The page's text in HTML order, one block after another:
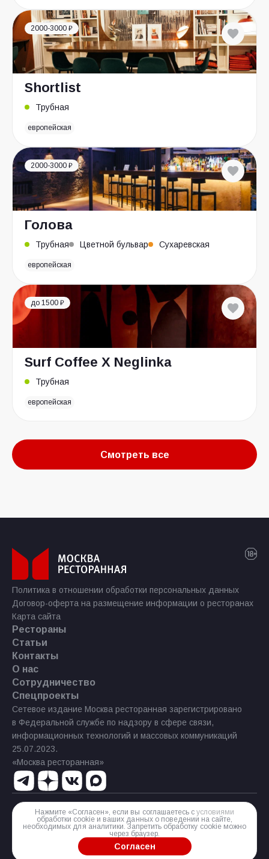
2000-3000 ₽
Shortlist
Трубная
европейская
2000-3000 ₽
Голова
Трубная Цветной бульвар Сухаревская
европейская
до 1500 ₽
Surf Coffee X Neglinka
Трубная
европейская
Смотреть все
Политика в отношении обработки персональных данных
Договор-оферта на размещение информации о ресторанах
Карта сайта
Рестораны
Статьи
Контакты
О нас
Сотрудничество
Спецпроекты
Сетевое издание Москва ресторанная зарегистрировано
в Федеральной службе по надзору в сфере связи,
информационных технологий и массовых коммуникаций
25.07.2023.
«Москва ресторанная»
Реестровая запись Эл № ФС77−85 644 от 21 июля 2023 г.
Разработка сайта
Нажмите «Согласен», если вы соглашаетесь с условиями
обработки cookie и ваших данных о поведении на сайте,
необходимых для аналитики. Запретить обработку cookie можно
через браузер.
Согласен